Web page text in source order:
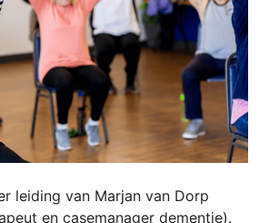
leiding van Marjan van Dorp
en casemanager dementie).